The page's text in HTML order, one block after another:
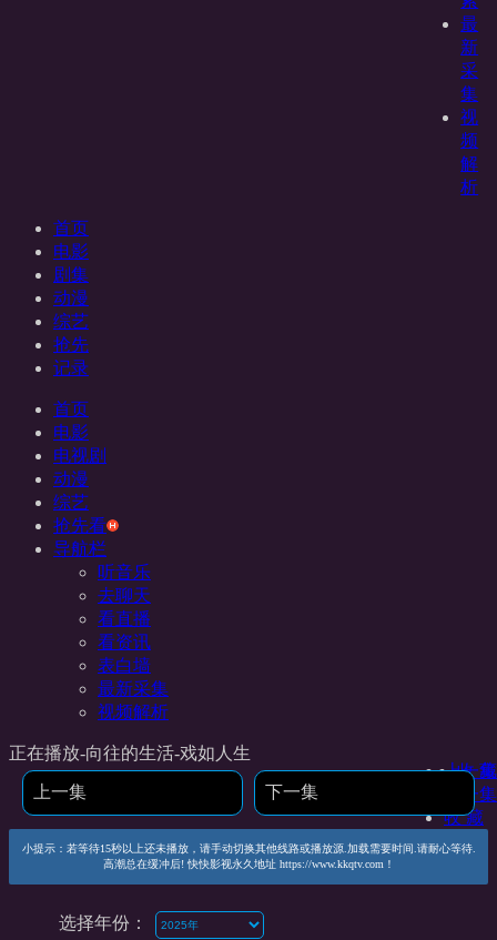
最
新
采
集
视
频
解
析
首页
电影
剧集
动漫
综艺
抢先
记录
首页
电影
电视剧
动漫
综艺
抢先看
导航栏
听音乐
去聊天
看直播
看资讯
表白墙
最新采集
视频解析
上一集
下一集
收 藏
收 藏
正在播放-向往的生活-戏如人生
上一集 下一集
小提示：若等待15秒以上还未播放，请手动切换其他线路或播放源.加载需要时间.请耐心等待.
高潮总在缓冲后! 快快影视永久地址 https://www.kkqtv.com！
选择年份：